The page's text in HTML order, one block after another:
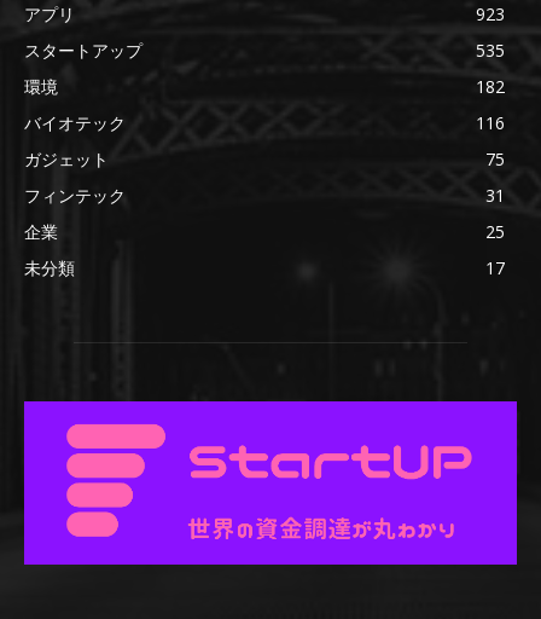
アプリ
923
スタートアップ
535
環境
182
バイオテック
116
ガジェット
75
フィンテック
31
企業
25
未分類
17